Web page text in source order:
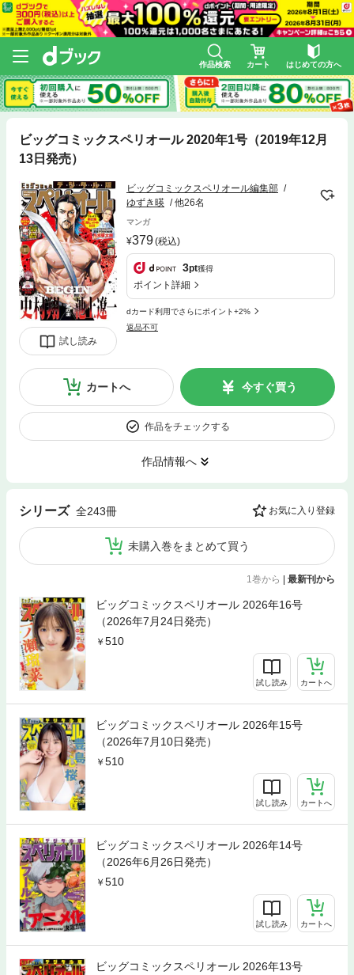
作品検索 カート はじめての方へ
ビッグコミックスペリオール 2020年1号（2019年12月
13日発売）
試し読み
ビッグコミックスペリオール編集部
ゆずき暎
他26名
マンガ
379(税込)
3pt獲得
ポイント詳細
dカード利用でさらにポイント+2%
返品不可
カートへ 今すぐ買う
作品をチェックする
作品情報へ
シリーズ 全243冊 お気に入り登録
未購入巻をまとめて買う
1巻から | 最新刊から
ビッグコミックスペリオール 2026年16号
（2026年7月24日発売）
510
試し読み カートへ
ビッグコミックスペリオール 2026年15号
（2026年7月10日発売）
510
試し読み カートへ
ビッグコミックスペリオール 2026年14号
（2026年6月26日発売）
510
試し読み カートへ
ビッグコミックスペリオール 2026年13号